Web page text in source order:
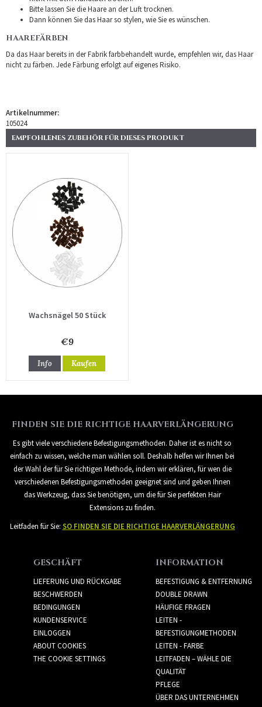
Bitte lassen Sie die Haare an der Luft trocknen.
Dann können Sie das Haar so stylen, wie Sie es wünschen.
HAAREFÄRBEN
Da das Haar bereits in der Fabrik farbbehandelt wurde, empfehlen wir, das Haar
nicht zu färben. Jede Färbung erfolgt auf eigenes Risiko.
Artikelnummer:
105024
EMPFOHLENES ZUBEHÖR FÜR DIESES PRODUKT
Wachsnägel 50 Stück
€9
Info Kaufen
FINDEN SIE DIE RICHTIGE HAARVERLÄNGERUNG
Es gibt viele verschiedene Befestigungsmethoden. Daher ist es nicht so
einfach zu wissen, welche man wählen soll. Deshalb helfen wir Ihnen bei
der Wahl der für Sie richtigen Methode, indem wir erklären, für wen die
verschiedenen Befestigungsmethoden geeignet sind und geben Ihnen
das Werkzeug, dass Sie benötigen, um die für Sie perfekten Hair
Extensions zu finden.
Leitfaden für Sie: SO FINDEN SIE DIE RICHTIGE HAARVERLÄNGERUNG
GESCHÄFT
LIEFERUNG UND RÜCKGABE
BESCHWERDEN
BEDINGUNGEN
KUNDENSERVICE
EINLOGGEN
ABOUT COOKIES
THE COOKIE SETTINGS
INFORMATION
BEFESTIGUNG & ENTFERNUNG
DOUBLE DRAWN
HÄUFIGE FRAGEN
LEITEN -
BEFESTIGUNGMETHODEN
LEITEN - FARBE
LEITFADEN – WÄHLE DIE
QUALITÄT
PFLEGE
ÜBER DAS UNTERNEHMEN